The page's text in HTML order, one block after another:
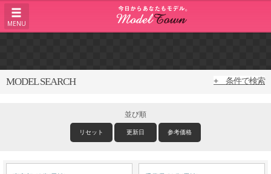
MENU
MODEL SEARCH + 条件で検索
並び順
リセット 更新日 参考価格